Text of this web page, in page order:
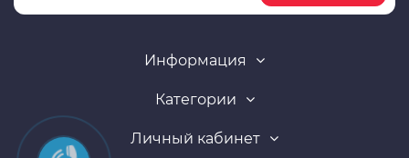
Информация
Категории
Личный кабинет